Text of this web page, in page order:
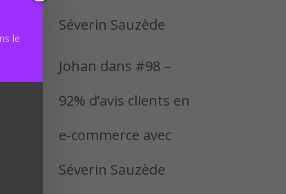
Séverin Sauzède
Johan dans #98 –
92% d’avis clients en
e-commerce avec
Séverin Sauzède
le